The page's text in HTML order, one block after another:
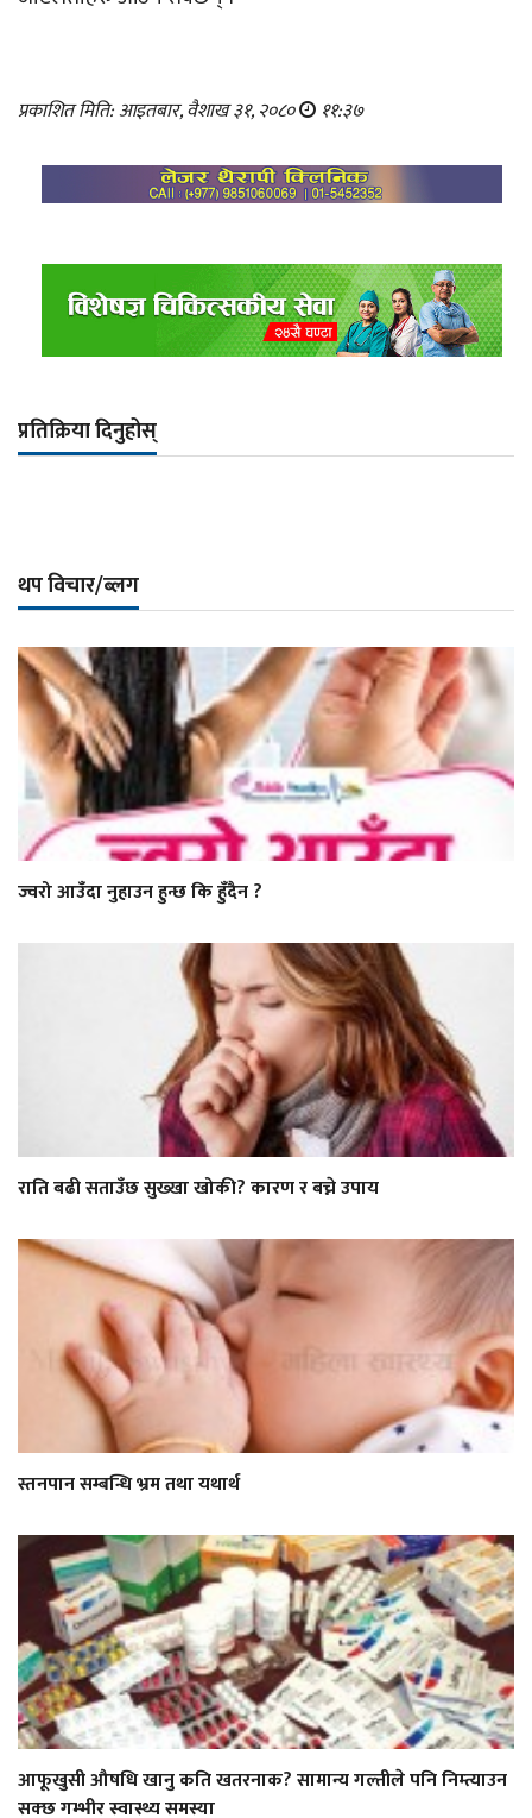
प्रकाशित मिति: आइतबार, वैशाख ३१, २०८० ११:३७
प्रतिक्रिया दिनुहोस्
थप विचार/ब्लग
ज्वरो आउँदा नुहाउन हुन्छ कि हुँदैन ?
राति बढी सताउँछ सुख्खा खोकी? कारण र बच्ने उपाय
स्तनपान सम्बन्धि भ्रम तथा यथार्थ
आफूखुसी औषधि खानु कति खतरनाक? सामान्य गल्तीले पनि निम्त्याउन
सक्छ गम्भीर स्वास्थ्य समस्या